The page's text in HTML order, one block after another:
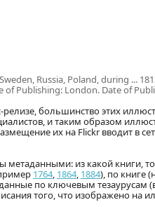
Russia, Poland, during ...
of Publishing: London. Date of
релизе, большинство этих
и таким образом
их на Flickr вводит в
из какой книги,
1764, 1864, 1884), по книге
по ключевым
того, что изображено на